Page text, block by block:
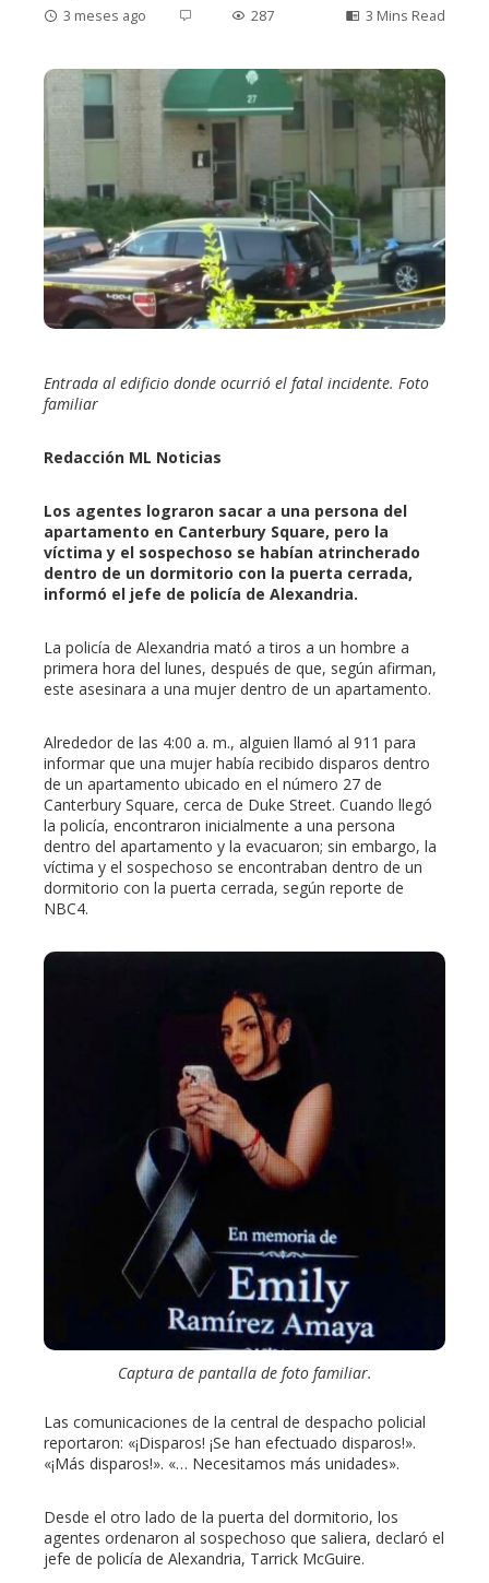
3 meses ago 287 3 Mins Read
Entrada al edificio donde ocurrió el fatal incidente. Foto
familiar
Redacción ML Noticias
Los agentes lograron sacar a una persona del
apartamento en Canterbury Square, pero la
víctima y el sospechoso se habían atrincherado
dentro de un dormitorio con la puerta cerrada,
informó el jefe de policía de Alexandria.
La policía de Alexandria mató a tiros a un hombre a
primera hora del lunes, después de que, según afirman,
este asesinara a una mujer dentro de un apartamento.
Alrededor de las 4:00 a. m., alguien llamó al 911 para
informar que una mujer había recibido disparos dentro
de un apartamento ubicado en el número 27 de
Canterbury Square, cerca de Duke Street. Cuando llegó
la policía, encontraron inicialmente a una persona
dentro del apartamento y la evacuaron; sin embargo, la
víctima y el sospechoso se encontraban dentro de un
dormitorio con la puerta cerrada, según reporte de
NBC4.
Captura de pantalla de foto familiar.
Las comunicaciones de la central de despacho policial
reportaron: «¡Disparos! ¡Se han efectuado disparos!».
«¡Más disparos!». «… Necesitamos más unidades».
Desde el otro lado de la puerta del dormitorio, los
agentes ordenaron al sospechoso que saliera, declaró el
jefe de policía de Alexandria, Tarrick McGuire.